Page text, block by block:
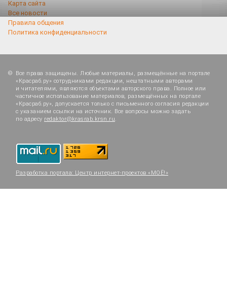
Карта сайта
Все новости
Правила общения
Политика конфиденциальности
Все права защищены. Любые материалы, размещённые на портале
«Красраб.ру» сотрудниками редакции, нештатными авторами
и читателями, являются объектами авторского права. Полное или
частичное использование материалов, размещённых на портале
«Красраб.ру», допускается только с письменного согласия редакции
с указанием ссылки на источник. Все вопросы можно задать
по адресу redaktor@krasrab.krsn.ru.
Разработка портала: Центр интернет-проектов «МОЁ!»